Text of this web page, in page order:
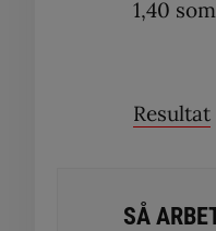
1,40
Resultat
SÅ